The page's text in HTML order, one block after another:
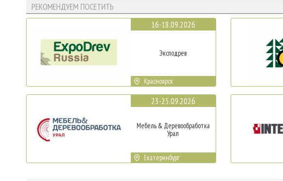
РЕКОМЕНДУЕМ ПОСЕТИТЬ
16-18.09.2026
Эксподрев
Красноярск
23-25.09.2026
Мебель & Деревообработка
Урал
Екатеринбург